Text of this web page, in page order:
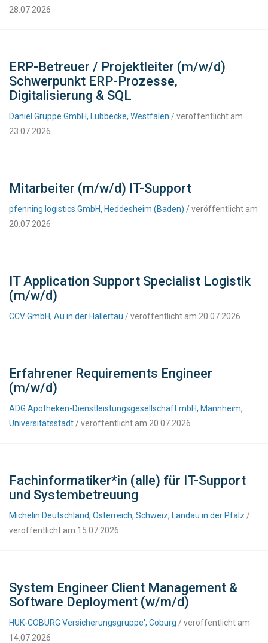
28.07.2026
ERP-Betreuer / Projektleiter (m/w/d)
Schwerpunkt ERP-Prozesse,
Digitalisierung & SQL
Daniel Gruppe GmbH, Lübbecke, Westfalen / veröffentlicht am
23.07.2026
Mitarbeiter (m/w/d) IT-Support
pfenning logistics GmbH, Heddesheim (Baden) / veröffentlicht am
20.07.2026
IT Application Support Specialist Logistik
(m/w/d)
CCV GmbH, Au in der Hallertau / veröffentlicht am 20.07.2026
Erfahrener Requirements Engineer
(m/w/d)
ADG Apotheken-Dienstleistungsgesellschaft mbH, Mannheim,
Universitätsstadt / veröffentlicht am 20.07.2026
Fachinformatiker*in (alle) für IT-Support
und Systembetreuung
Michelin Deutschland, Österreich, Schweiz, Landau in der Pfalz /
veröffentlicht am 15.07.2026
System Engineer Client Management &
Software Deployment (w/m/d)
HUK-COBURG Versicherungsgruppe', Coburg / veröffentlicht am
14.07.2026